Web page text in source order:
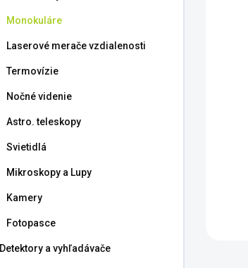
Monokuláre
Laserové merače vzdialenosti
Termovízie
Nočné videnie
Astro. teleskopy
Svietidlá
Mikroskopy a Lupy
Kamery
Fotopasce
Detektory a vyhľadávače